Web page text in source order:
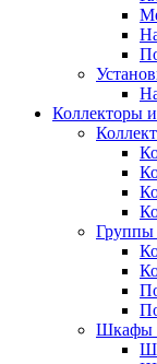
Коллекторы
Группы
Шкафы